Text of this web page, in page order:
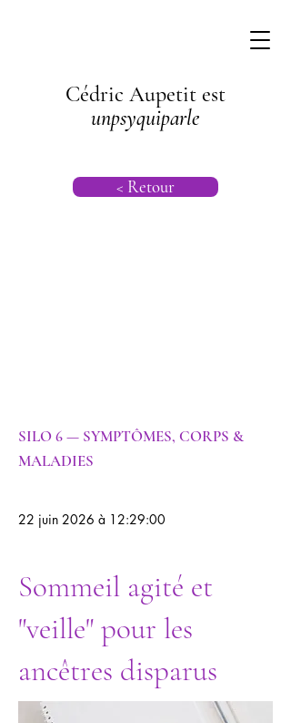
Cédric Aupetit est
unpsyquiparle
< Retour
SILO 6 — SYMPTÔMES, CORPS &
MALADIES
22 juin 2026 à 12:29:00
Sommeil agité et
"veille" pour les
ancêtres disparus